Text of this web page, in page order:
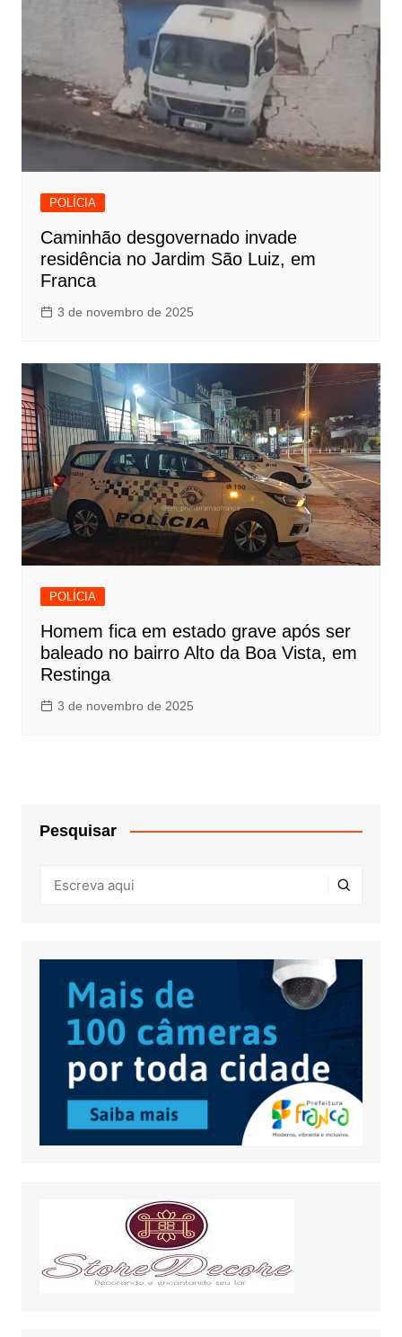
POLÍCIA
Caminhão desgovernado invade
residência no Jardim São Luiz, em
Franca
3 de novembro de 2025
POLÍCIA
Homem fica em estado grave após ser
baleado no bairro Alto da Boa Vista, em
Restinga
3 de novembro de 2025
Pesquisar